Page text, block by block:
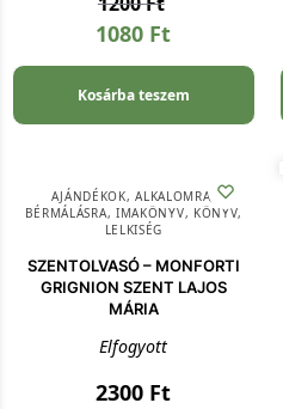
1080 Ft
Kosárba teszem
AJÁNDÉKOK,ALKALOMRA
BÉRMÁLÁSRA, IMAKÖNYV, KÖNYV,
LELKISÉG
SZENTOLVASÓ – MONFORTI
GRIGNION SZENT LAJOS
MÁRIA
Elfogyott
2300 Ft